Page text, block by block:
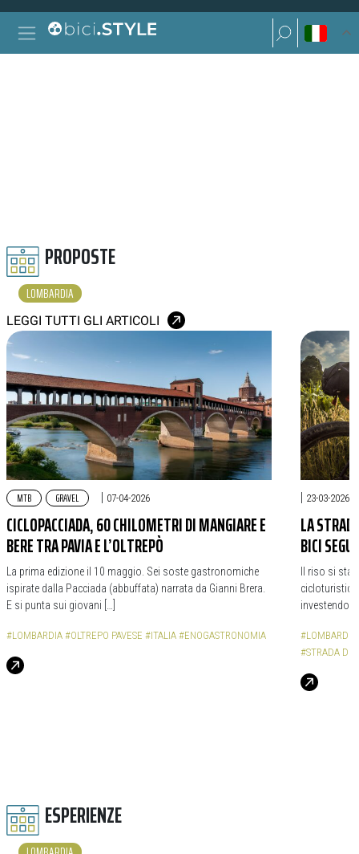
Vai al contenuto
Navigazione principale
Ricerca per:
Ricerca per:
PROPOSTE
LOMBARDIA
LEGGI TUTTI GLI ARTICOLI
MTB GRAVEL | 07-04-2026
CICLOPACCIADA, 60 CHILOMETRI DI MANGIARE E
BERE TRA PAVIA E L’OLTREPÒ
La prima edizione il 10 maggio. Sei soste gastronomiche
ispirate dalla Pacciada (abbuffata) narrata da Gianni Brera.
E si punta sui giovani […]
#LOMBARDIA #OLTREPO PAVESE #ITALIA #ENOGASTRONOMIA
| 23-03-2026
LA
BICI
Il riso si sta
cicloturistici.
investendo
#LOMBARDIA
#STRADA
ESPERIENZE